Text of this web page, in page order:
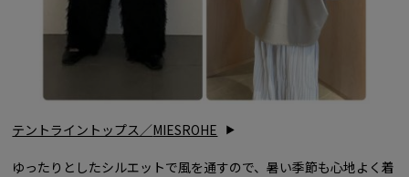
テントライントップス／MIESROHE
ゆったりとしたシルエットで風を通すので、暑い季節も心地よく着